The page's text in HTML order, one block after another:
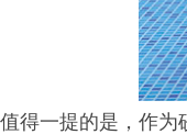
值得一提的是，作为